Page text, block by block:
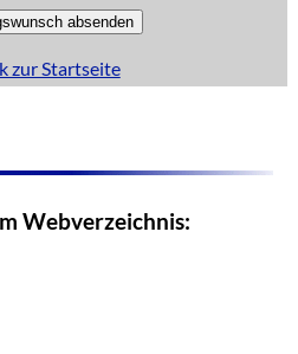
zur Startseite
Webverzeichnis: